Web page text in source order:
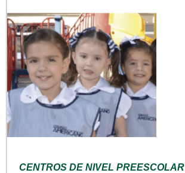
CENTROS DE NIVEL PREESCOLAR